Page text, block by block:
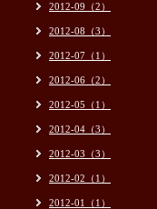
2012-09（2）
2012-08（3）
2012-07（1）
2012-06（2）
2012-05（1）
2012-04（3）
2012-03（3）
2012-02（1）
2012-01（1）